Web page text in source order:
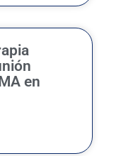
en